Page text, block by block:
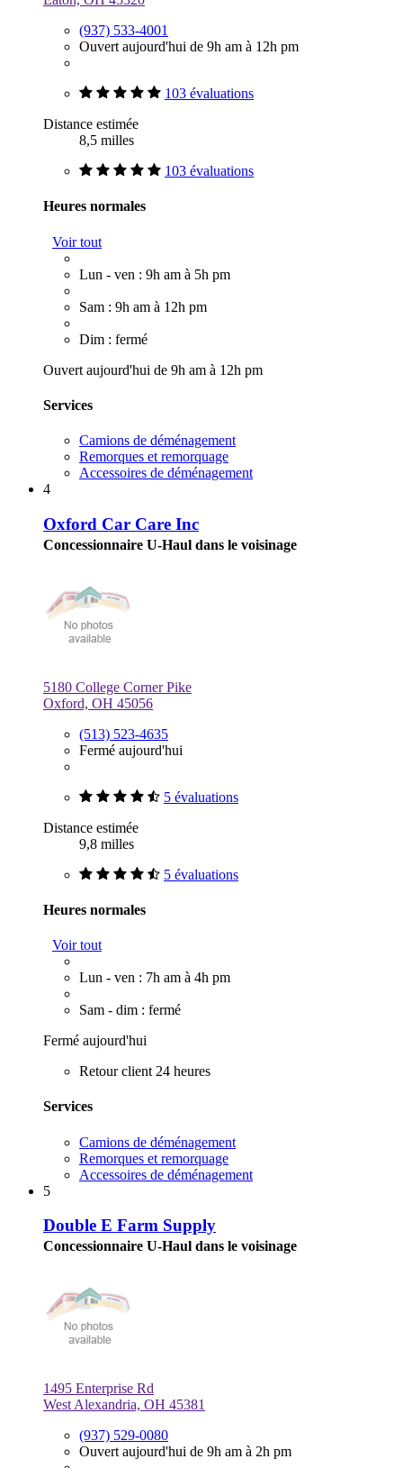
(937) 533-4001
Ouvert aujourd'hui de 9h am à 12h pm
103 évaluations
Distance estimée
8,5 milles
103 évaluations
Heures normales
Voir tout
Lun - ven : 9h am à 5h pm
Sam : 9h am à 12h pm
Dim : fermé
Ouvert aujourd'hui de 9h am à 12h pm
Services
Camions de déménagement
Remorques et remorquage
Accessoires de déménagement
4
Oxford Car Care Inc
Concessionnaire U-Haul dans le voisinage
5180 College Corner Pike
Oxford, OH 45056
(513) 523-4635
Fermé aujourd'hui
5 évaluations
Distance estimée
9,8 milles
5 évaluations
Heures normales
Voir tout
Lun - ven : 7h am à 4h pm
Sam - dim : fermé
Fermé aujourd'hui
Retour client 24 heures
Services
Camions de déménagement
Remorques et remorquage
Accessoires de déménagement
5
Double E Farm Supply
Concessionnaire U-Haul dans le voisinage
1495 Enterprise Rd
West Alexandria, OH 45381
(937) 529-0080
Ouvert aujourd'hui de 9h am à 2h pm